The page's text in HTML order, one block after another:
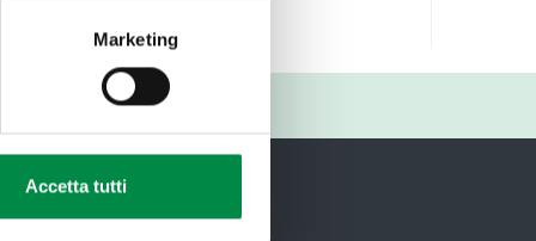
Marketing
Accetta tutti